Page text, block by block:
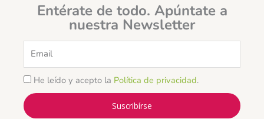
Entérate de todo. Apúntate a
nuestra Newsletter
He leído y acepto la Política de privacidad.
Suscribírse